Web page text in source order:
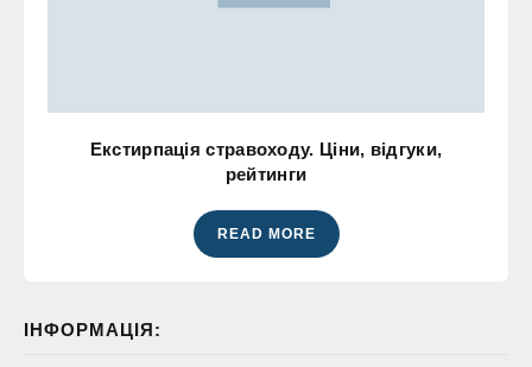
Екстирпація стравоходу. Ціни, відгуки,
рейтинги
READ MORE
ІНФОРМАЦІЯ: